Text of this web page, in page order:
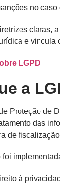
no caso
claras,
e vincula
a
Proteção de
das
de
foi
à